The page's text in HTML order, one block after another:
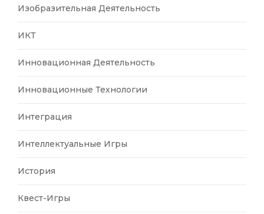
Изобразительная Деятельность
ИКТ
Инновационная Деятельность
Инновационные Технологии
Интеграция
Интеллектуальные Игры
История
Квест-Игры